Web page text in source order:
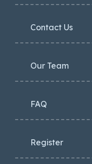
Contact Us
Our Team
FAQ
Register